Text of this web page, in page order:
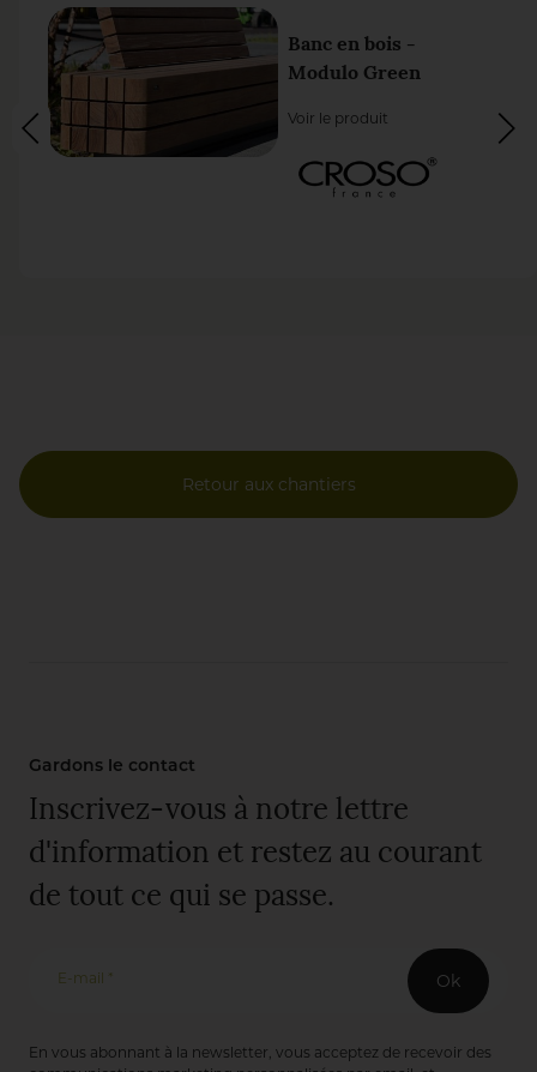
Banc en bois -
Modulo Green
Voir le produit
Retour aux chantiers
Gardons le contact
Inscrivez-vous à notre lettre
d'information et restez au courant
de tout ce qui se passe.
E-mail * Ok
En vous abonnant à la newsletter, vous acceptez de recevoir des